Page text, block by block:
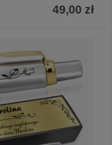
49,00 zł